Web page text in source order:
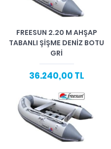
FREESUN 2.20 M AHŞAP
TABANLI ŞIŞME DENIZ BOTU
GRI
36.240,00 TL